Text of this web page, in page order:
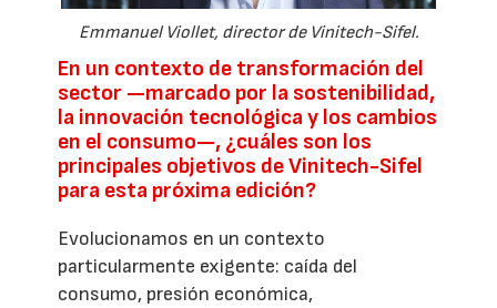
Emmanuel Viollet, director de Vinitech-Sifel.
En un contexto de transformación del
sector —marcado por la sostenibilidad,
la innovación tecnológica y los cambios
en el consumo—, ¿cuáles son los
principales objetivos de Vinitech-Sifel
para esta próxima edición?
Evolucionamos en un contexto
particularmente exigente: caída del
consumo, presión económica,